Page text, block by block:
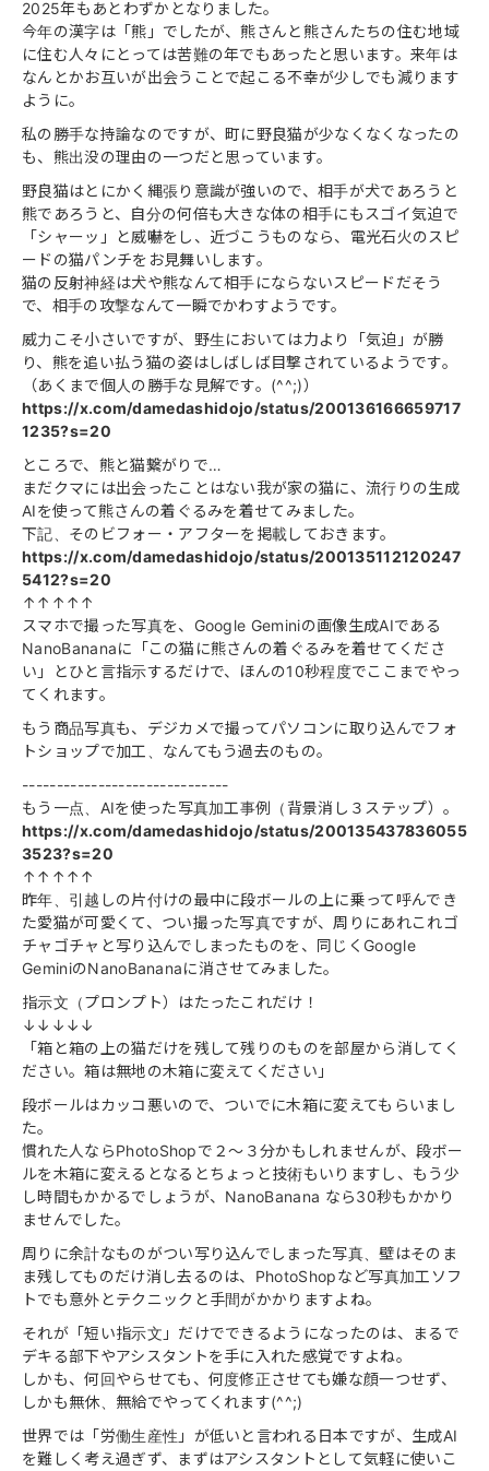
2025年もあとわずかとなりました。
今年の漢字は「熊」でしたが、熊さんと熊さんたちの住む地域
に住む人々にとっては苦難の年でもあったと思います。来年は
なんとかお互いが出会うことで起こる不幸が少しでも減ります
ように。
私の勝手な持論なのですが、町に野良猫が少なくなくなったの
も、熊出没の理由の一つだと思っています。
野良猫はとにかく縄張り意識が強いので、相手が犬であろうと
熊であろうと、自分の何倍も大きな体の相手にもスゴイ気迫で
「シャーッ」と威嚇をし、近づこうものなら、電光石火のスピ
ードの猫パンチをお見舞いします。
猫の反射神経は犬や熊なんて相手にならないスピードだそう
で、相手の攻撃なんて一瞬でかわすようです。
威力こそ小さいですが、野生においては力より「気迫」が勝
り、熊を追い払う猫の姿はしばしば目撃されているようです。
（あくまで個人の勝手な見解です。(^^;)）
https://x.com/damedashidojo/status/200136166659717
1235?s=20
ところで、熊と猫繋がりで…
まだクマには出会ったことはない我が家の猫に、流行りの生成
AIを使って熊さんの着ぐるみを着せてみました。
下記、そのビフォー・アフターを掲載しておきます。
https://x.com/damedashidojo/status/200135112120247
5412?s=20
↑↑↑↑↑
スマホで撮った写真を、Google Geminiの画像生成AIである
NanoBananaに「この猫に熊さんの着ぐるみを着せてくださ
い」とひと言指示するだけで、ほんの10秒程度でここまでやっ
てくれます。
もう商品写真も、デジカメで撮ってパソコンに取り込んでフォ
トショップで加工、なんてもう過去のもの。
------------------------------
もう一点、AIを使った写真加工事例（背景消し３ステップ）。
https://x.com/damedashidojo/status/200135437836055
3523?s=20
↑↑↑↑↑
昨年、引越しの片付けの最中に段ボールの上に乗って呼んでき
た愛猫が可愛くて、つい撮った写真ですが、周りにあれこれゴ
チャゴチャと写り込んでしまったものを、同じくGoogle
GeminiのNanoBananaに消させてみました。
指示文（プロンプト）はたったこれだけ！
↓↓↓↓↓
「箱と箱の上の猫だけを残して残りのものを部屋から消してく
ださい。箱は無地の木箱に変えてください」
段ボールはカッコ悪いので、ついでに木箱に変えてもらいまし
た。
慣れた人ならPhotoShopで２〜３分かもしれませんが、段ボー
ルを木箱に変えるとなるとちょっと技術もいりますし、もう少
し時間もかかるでしょうが、NanoBanana なら30秒もかかり
ませんでした。
周りに余計なものがつい写り込んでしまった写真、壁はそのま
ま残してものだけ消し去るのは、PhotoShopなど写真加工ソフ
トでも意外とテクニックと手間がかかりますよね。
それが「短い指示文」だけでできるようになったのは、まるで
デキる部下やアシスタントを手に入れた感覚ですよね。
しかも、何回やらせても、何度修正させても嫌な顔一つせず、
しかも無休、無給でやってくれます(^^;)
世界では「労働生産性」が低いと言われる日本ですが、生成AI
を難しく考え過ぎず、まずはアシスタントとして気軽に使いこ